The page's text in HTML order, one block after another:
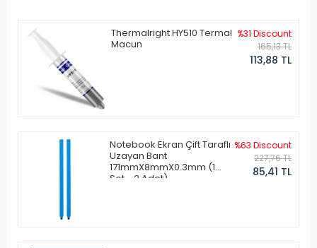
Thermalright HY510 Termal
Macun
%31 Discount
165,13 TL
113,88 TL
Notebook Ekran Çift Taraflı
Uzayan Bant
171mmX8mmX0.3mm (1
Set - 2 Adet)
%63 Discount
227,76 TL
85,41 TL